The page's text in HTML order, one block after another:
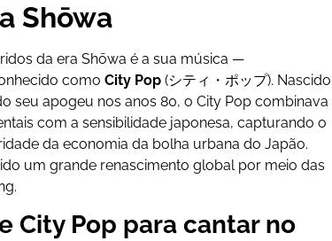
Shōwa
da era Shōwa é a sua música —
comoCity Pop (シティ・ポップ). Nascido
seu apogeu nos anos 80, o City Pop combinava
com a sensibilidade japonesa, capturando o
da economia da bolha urbana do Japão.
um grande renascimento global por meio das
City Pop para cantar no